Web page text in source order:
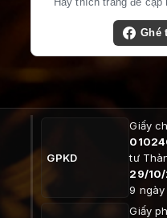
Ghé
GPKD
Giấy
tư
29/
9 ngày
Giấy